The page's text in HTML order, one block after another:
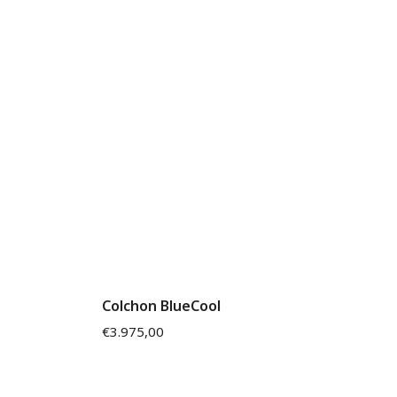
Colchon BlueCool
€3.975,00